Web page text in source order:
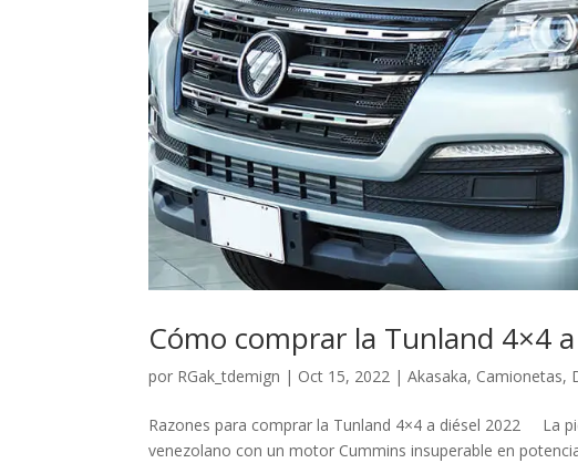
Cómo comprar la Tunland 4×4
por RGak_tdemign | Oct 15, 2022 |Akasaka, Camionetas,
Razones para comprar la Tunland 4×4 a diésel 2022 La
venezolano con un motor Cummins insuperable en